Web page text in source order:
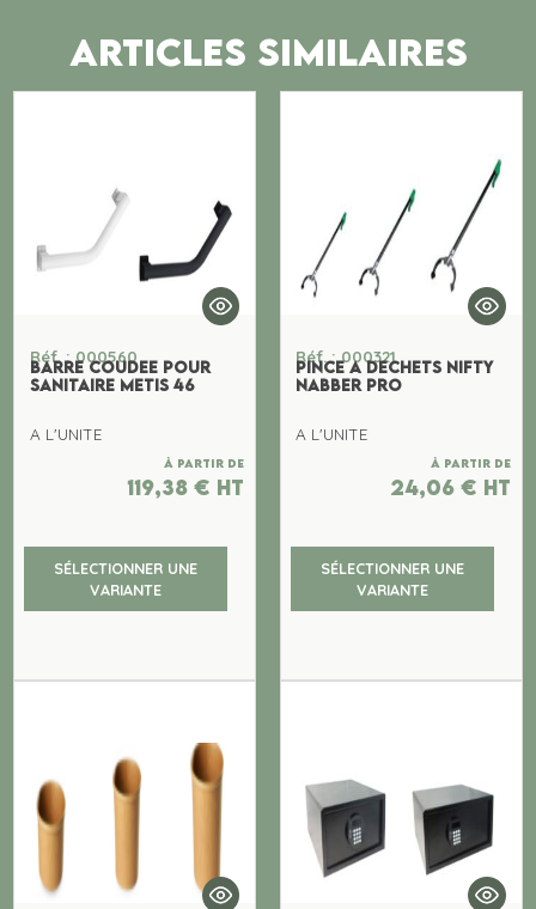
ARTICLES SIMILAIRES
Réf. : 000560
BARRE COUDEE POUR
SANITAIRE METIS 46
A L'UNITE
À partir de
119,38 € ht
SÉLECTIONNER UNE
VARIANTE
Réf. : 000321
PINCE A DECHETS NIFTY
NABBER PRO
A L'UNITE
À partir de
24,06 € ht
SÉLECTIONNER UNE
VARIANTE